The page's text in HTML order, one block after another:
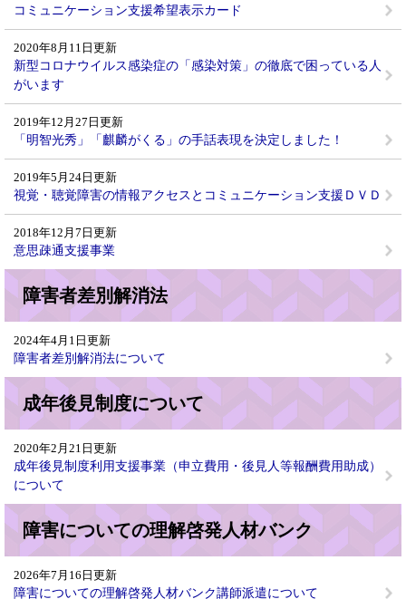
コミュニケーション支援希望表示カード
2020年8月11日更新
新型コロナウイルス感染症の「感染対策」の徹底で困っている人
がいます
2019年12月27日更新
「明智光秀」「麒麟がくる」の手話表現を決定しました！
2019年5月24日更新
視覚・聴覚障害の情報アクセスとコミュニケーション支援ＤＶＤ
2018年12月7日更新
意思疎通支援事業
障害者差別解消法
2024年4月1日更新
障害者差別解消法について
成年後見制度について
2020年2月21日更新
成年後見制度利用支援事業（申立費用・後見人等報酬費用助成）
について
障害についての理解啓発人材バンク
2026年7月16日更新
障害についての理解啓発人材バンク講師派遣について